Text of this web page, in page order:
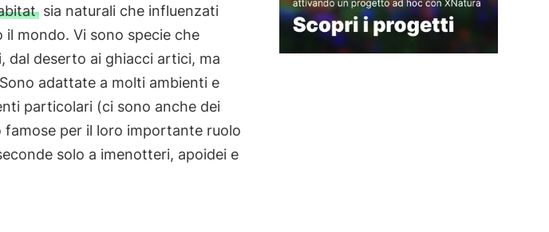
sia naturali che influenzati
il mondo. Vi sono specie che
dal deserto ai ghiacci artici, ma
adattate a molti ambienti e
particolari (ci sono anche dei
per il loro importante ruolo
solo a imenotteri, apoidei e